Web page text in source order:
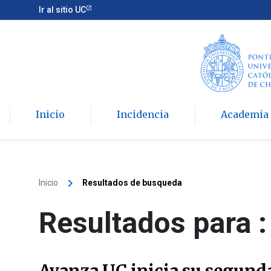
Ir al sitio UC
Inicio Incidencia Academia
Inicio keyboard_arrow_right Resultados de busqueda
Resultados para